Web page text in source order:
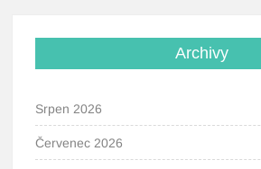
Archivy
Srpen 2026
Červenec 2026